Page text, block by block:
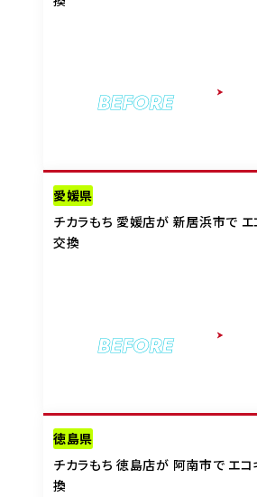
BEFORE
愛媛県
チカラもち 愛媛店が 新居浜市で エ
交換
BEFORE
徳島県
チカラもち 徳島店が 阿南市で エコ
換